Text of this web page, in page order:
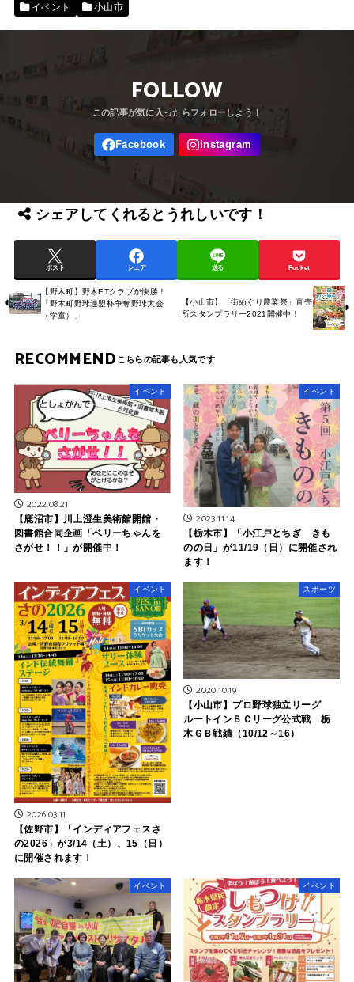
イベント 小山市
FOLLOW
シェアしてくれるとうれしいです！
ポスト シェア 送る Pocket
【野木町】野木ETクラブが快勝！
「野木町野球連盟杯争奪野球大会
（学童）」
【小山市】「街めぐり農業祭」直売
所スタンプラリー2021開催中！
RECOMMEND
イベント
2022.08.21
【鹿沼市】川上澄生美術館開館・
図書館合同企画「ベリーちゃんを
さがせ！！」が開催中！
イベント
2023.11.14
【栃木市】「小江戸とちぎ きも
のの日」が11/19（日）に開催され
ます！
イベント
2026.03.11
【佐野市】「インディアフェスさ
の2026」が3/14（土）、15（日）
に開催されます！
スポーツ
2020.10.19
【小山市】プロ野球独立リーグ
ルートインＢＣリーグ公式戦 栃
木ＧＢ戦績（10/12～16）
イベント イベント